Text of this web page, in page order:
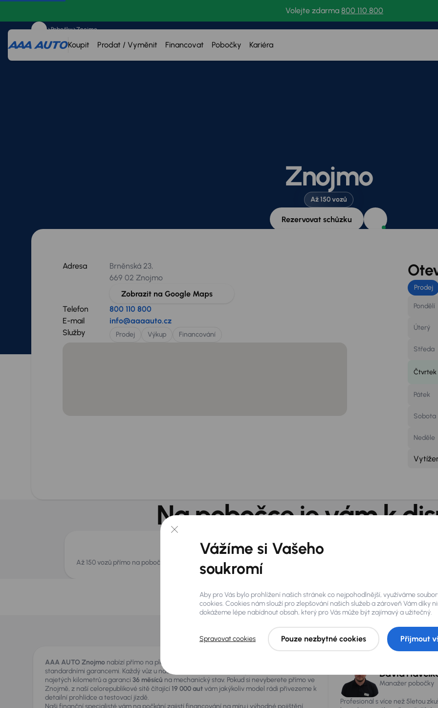
Volejte zdarma 800 110 800
Koupit Prodat / Vyměnit Financovat Pobočky Kariéra
Pobočky Znojmo
Znojmo
Až 150 vozů
Rezervovat schůzku
Adresa
Brněnská 23,
669 02 Znojmo
Zobrazit na Google Maps
Telefon
800 110 800
E-mail
info@aaaauto.cz
Služby
Prodej Výkup Financování
Prodej
Pondělí
Úterý
Středa
Čtvrtek
Pátek
Sobota
Neděle
Na pobočce je vám k
Až 150 vozů přímo na pobočce WiFi připojení zdarma
Galerie
O pobočce
AAA AUTO Znojmo nabízí přímo na ploše výběr z
standardními garancemi. Každý vůz u nás získává doživotní záruku původu, certifikát
najetých kilometrů a garanci 36 měsíců na mechanický stav. Pokud si nevyberete přímo ve
Znojmě, z naší celorepublikové sítě čítající 19 000 autvám jakýkoliv model rádi přivezeme k
detailní prohlídce a testovací jízdě.
Naši finanční specialisté vám na počkání zajistí financování na míru i výhodné pojištění.
David
Manažer pobočky
Profesionál s více než 5letou
Vážíme si Vašeho
soukromí
Aby pro Vás bylo prohlížení našich stránek co nejpohodlnější, využíváme
cookies. Cookies nám slouží pro zlepšování našich služeb a zároveň Vám díky
dokážeme lépe nabídnout obsah, který pro Vás může být zajímavý a užitečný.
Spravovat cookies Pouze nezbytné cookies Přijmout